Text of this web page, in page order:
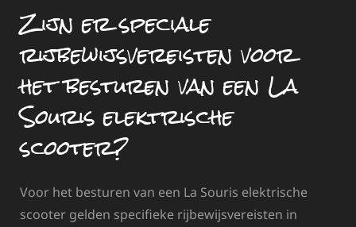
Zijn er speciale
rijbewijsvereisten voor
het besturen van een La
Souris elektrische
scooter?
Voor het besturen van een La Souris elektrische
scooter gelden specifieke rijbewijsvereisten in